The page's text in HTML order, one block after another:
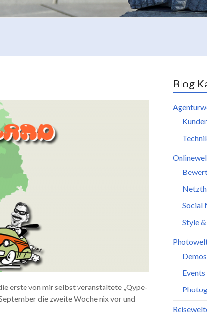
erste von mir selbst veranstaltete „Qype-
die zweite Woche nix vor und
Blog
Social
Style